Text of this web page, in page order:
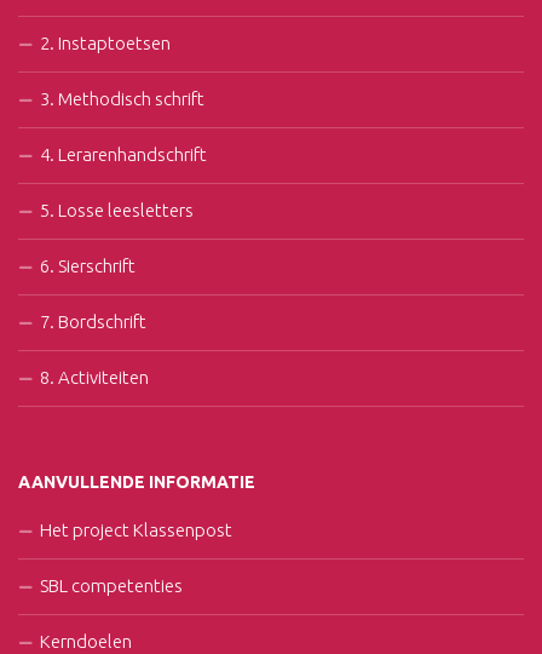
2. Instaptoetsen
3. Methodisch schrift
4. Lerarenhandschrift
5. Losse leesletters
6. Sierschrift
7. Bordschrift
8. Activiteiten
AANVULLENDE INFORMATIE
Het project Klassenpost
SBL competenties
Kerndoelen